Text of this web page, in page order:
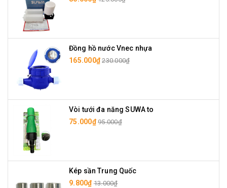
Đồng hồ nước Vnec nhựa
165.000₫ 230.000₫
Vòi tưới đa năng SUWA to
75.000₫ 95.000₫
Kép sần Trung Quốc
9.800₫ 13.000₫